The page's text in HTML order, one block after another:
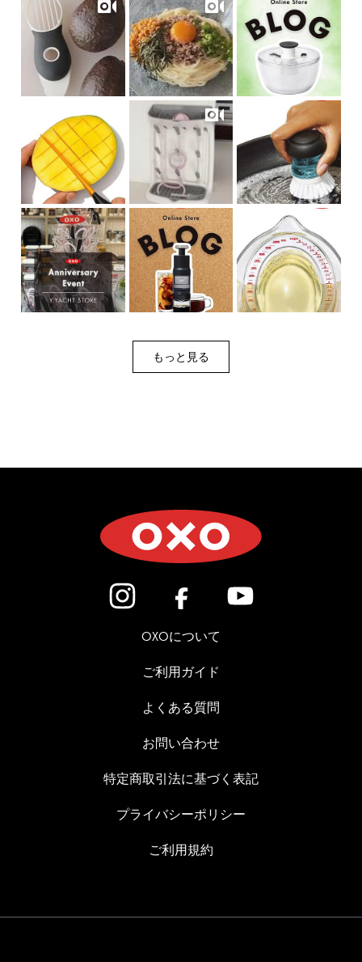
もっと見る
OXOについて
ご利用ガイド
よくある質問
お問い合わせ
特定商取引法に基づく表記
プライバシーポリシー
ご利用規約